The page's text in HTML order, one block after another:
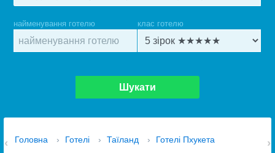
найменування готелю клас готелю
Шукати
Головна › Готелі › Таїланд › Готелі Пхукета